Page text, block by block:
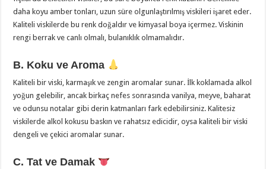
daha koyu amber tonları, uzun süre olgunlaştırılmış viskileri işaret eder.
Kaliteli viskilerde bu renk doğaldır ve kimyasal boya içermez. Viskinin
rengi berrak ve canlı olmalı, bulanıklık olmamalıdır.
B. Koku ve Aroma
Kaliteli bir viski, karmaşık ve zengin aromalar sunar. İlk koklamada alkol
yoğun gelebilir, ancak birkaç nefes sonrasında vanilya, meyve, baharat
ve odunsu notalar gibi derin katmanları fark edebilirsiniz. Kalitesiz
viskilerde alkol kokusu baskın ve rahatsız edicidir, oysa kaliteli bir viski
dengeli ve çekici aromalar sunar.
C. Tat ve Damak